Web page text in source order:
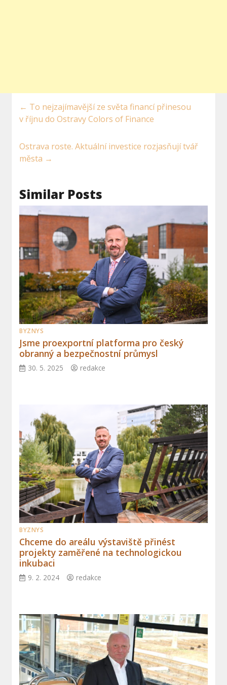
← To nejzajímavější ze světa financí přinesou
v říjnu do Ostravy Colors of Finance
Ostrava roste. Aktuální investice rozjasňují tvář
města →
Similar Posts
BYZNYS
Jsme proexportní platforma pro český
obranný a bezpečnostní průmysl
30. 5. 2025 redakce
BYZNYS
Chceme do areálu výstaviště přinést
projekty zaměřené na technologickou
inkubaci
9. 2. 2024 redakce